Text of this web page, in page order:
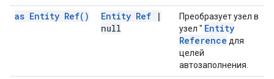
as Entity Ref( ) Entity Ref
|
null
Преобразует узел в
узел " Entity
Reference для
целей
автозаполнения.